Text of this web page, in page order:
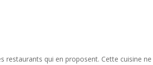
restaurants qui en proposent. Cette cuisine